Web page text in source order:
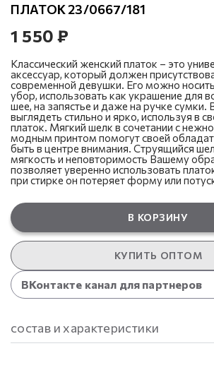
ПЛАТОК 23/0667/181
1 550 ₽
Классический женский платок – это
аксессуар, который должен
современной девушки. Его можно
убор, использовать как украшение для
шее, на запястье и даже на ручке сумки.
выглядеть стильно и ярко, используя в
платок. Мягкий шелк в сочетании с
модным принтом помогут своей
быть в центре внимания. Струящийся
мягкость и неповторимость Вашему
позволяет уверенно использовать
при стирке он потеряет форму или
В КОРЗИНУ
КУПИТЬ ОПТОМ
ВКонтакте канал для партнеров
состав и характеристики